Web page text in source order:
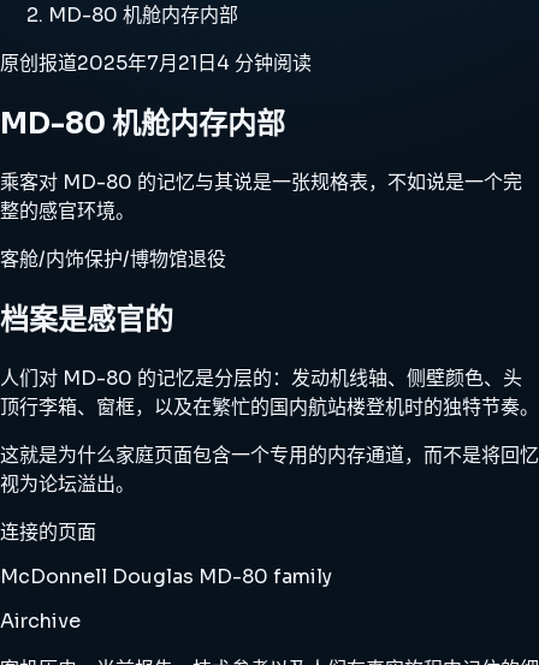
MD-80 机舱内存内部
原创报道2025年7月21日 4 分钟阅读
MD-80 机舱内存内部
乘客对 MD-80 的记忆与其说是一张规格表，不如说是一个完
整的感官环境。
客舱/内饰保护/博物馆退役
档案是感官的
人们对 MD-80 的记忆是分层的：发动机线轴、侧壁颜色、头
顶行李箱、窗框，以及在繁忙的国内航站楼登机时的独特节奏。
这就是为什么家庭页面包含一个专用的内存通道，而不是将回忆
视为论坛溢出。
连接的页面
McDonnell Douglas MD-80 family
Airchive